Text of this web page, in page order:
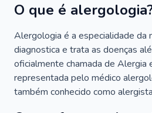
O que é
Alergologia é a especialidade da
diagnostica e trata as doenças
oficialmente chamada de Alergia
representada pelo médico
também conhecido como